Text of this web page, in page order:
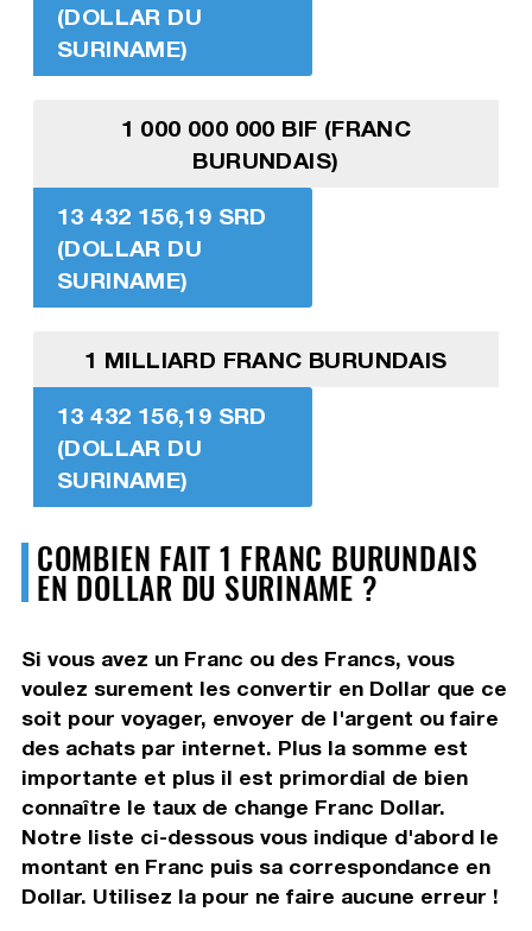
(DOLLAR DU
SURINAME)
1 000 000 000 BIF (FRANC
BURUNDAIS)
13 432 156,19 SRD
(DOLLAR DU
SURINAME)
1 MILLIARD FRANC BURUNDAIS
13 432 156,19 SRD
(DOLLAR DU
SURINAME)
COMBIEN FAIT 1 FRANC BURUNDAIS
EN DOLLAR DU SURINAME ?
Si vous avez un Franc ou des Francs, vous
voulez surement les convertir en Dollar que ce
soit pour voyager, envoyer de l'argent ou faire
des achats par internet. Plus la somme est
importante et plus il est primordial de bien
connaître le taux de change Franc Dollar.
Notre liste ci-dessous vous indique d'abord le
montant en Franc puis sa correspondance en
Dollar. Utilisez la pour ne faire aucune erreur !